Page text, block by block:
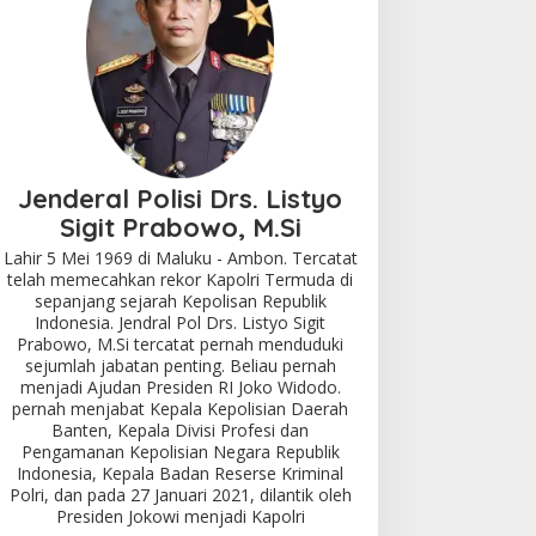
POLRI DAN ATR/BPN
*Soal Mafia Tanah, Menteri
Dengan Polri Patut Diajungkan
16, 2022
Jenderal Polisi Drs. Listyo
Sigit Prabowo, M.Si
Lahir 5 Mei 1969 di Maluku - Ambon. Tercatat
telah memecahkan rekor Kapolri Termuda di
sepanjang sejarah Kepolisan Republik
Indonesia. Jendral Pol Drs. Listyo Sigit
Prabowo, M.Si tercatat pernah menduduki
sejumlah jabatan penting. Beliau pernah
menjadi Ajudan Presiden RI Joko Widodo.
pernah menjabat Kepala Kepolisian Daerah
Banten, Kepala Divisi Profesi dan
Pengamanan Kepolisian Negara Republik
Indonesia, Kepala Badan Reserse Kriminal
Polri, dan pada 27 Januari 2021, dilantik oleh
Presiden Jokowi menjadi Kapolri